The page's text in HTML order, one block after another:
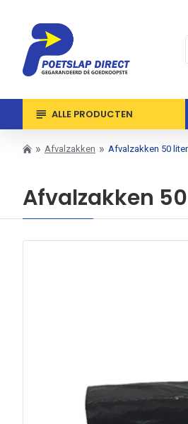
ALLE PRODUCTEN
Afvalzakken Afvalzakken 50
Afvalzakken 50